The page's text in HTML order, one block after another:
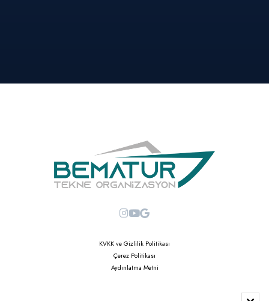
KVKK ve Gizlilik Politikası
Çerez Politikası
Aydınlatma Metni